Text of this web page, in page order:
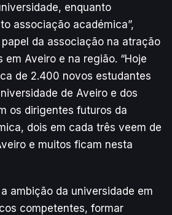
enquanto
associação académica”,
da associação na atração
Aveiro e na região. “Hoje
de 2.400 novos estudantes
de Aveiro e dos
os dirigentes futuros da
dois em cada três veem de
e muitos ficam nesta
ambição da universidade em
competentes, formar